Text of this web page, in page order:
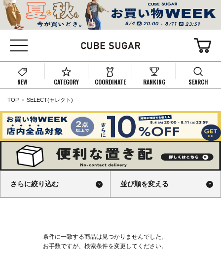
NEW CATEGORY COORDINATE RANKING SEARCH
TOP SELECT(セレクト)
さらに絞り込む 並び順を変える
条件に一致する商品は見つかりませんでした。
お手数ですが、検索条件を変更してください。